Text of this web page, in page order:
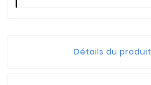
Détails du produit